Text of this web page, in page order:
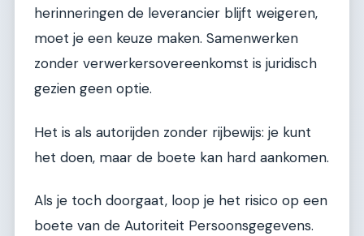
herinneringen de leverancier blijft weigeren,
moet je een keuze maken. Samenwerken
zonder verwerkersovereenkomst is juridisch
gezien geen optie.
Het is als autorijden zonder rijbewijs: je kunt
het doen, maar de boete kan hard aankomen.
Als je toch doorgaat, loop je het risico op een
boete van de Autoriteit Persoonsgegevens.